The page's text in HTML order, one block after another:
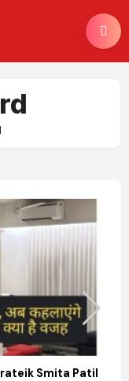
Smita Patil